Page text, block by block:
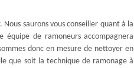
saurons vous conseiller quant à la
de ramoneurs accompagnera
donc en mesure de nettoyer en
que soit la technique de ramonage à